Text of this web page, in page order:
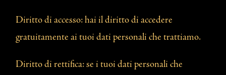
Diritto di accesso: hai il diritto di accedere
gratuitamente ai tuoi dati personali che trattiamo.
Diritto di rettifica: se i tuoi dati personali che